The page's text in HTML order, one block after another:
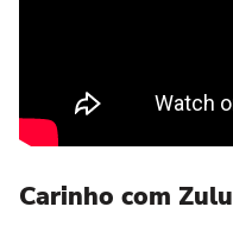
Carinho com Zulu